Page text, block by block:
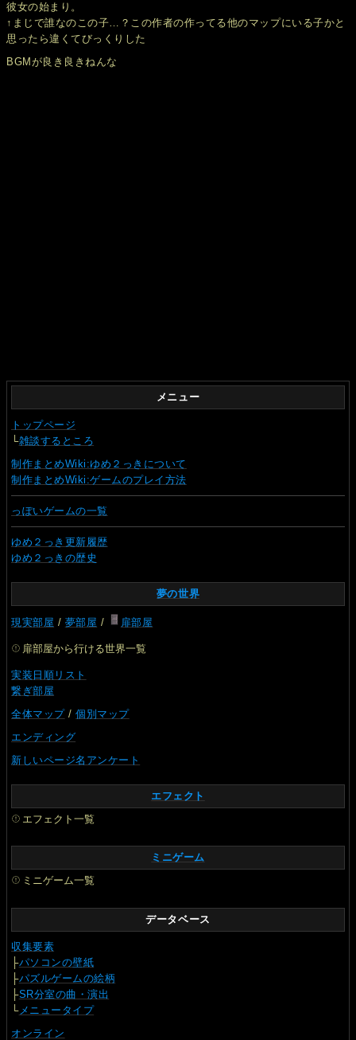
彼女の始まり。
↑まじで誰なのこの子…？この作者の作ってる他のマップにいる子かと
思ったら違くてびっくりした
BGMが良き良きねんな
メニュー
トップページ
└雑談するところ
制作まとめWiki:ゆめ２っきについて
制作まとめWiki:ゲームのプレイ方法
っぽいゲームの一覧
ゆめ２っき更新履歴
ゆめ２っきの歴史
夢の世界
現実部屋 / 夢部屋 / 扉部屋
扉部屋から行ける世界一覧
実装日順リスト
繋ぎ部屋
全体マップ/個別マップ
エンディング
新しいページ名アンケート
エフェクト
エフェクト一覧
ミニゲーム
ミニゲーム一覧
データベース
収集要素
├パソコンの壁紙
├パズルゲームの絵柄
├SR分室の曲・演出
└メニュータイプ
オンライン